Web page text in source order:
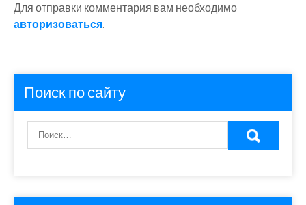
Для отправки комментария вам необходимо
авторизоваться.
Поиск по сайту